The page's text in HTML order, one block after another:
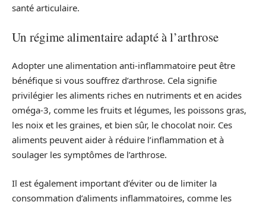
santé articulaire.
Un régime alimentaire adapté à l’arthrose
Adopter une alimentation anti-inflammatoire peut être
bénéfique si vous souffrez d’arthrose. Cela signifie
privilégier les aliments riches en nutriments et en acides
oméga-3, comme les fruits et légumes, les poissons gras,
les noix et les graines, et bien sûr, le chocolat noir. Ces
aliments peuvent aider à réduire l’inflammation et à
soulager les symptômes de l’arthrose.
Il est également important d’éviter ou de limiter la
consommation d’aliments inflammatoires, comme les